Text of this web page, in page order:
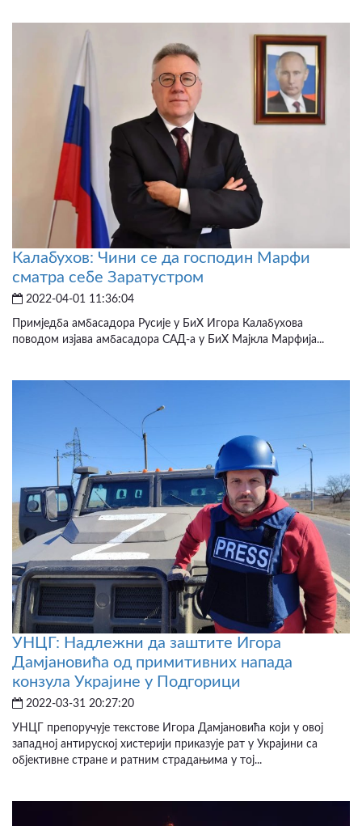
Калабухов: Чини се да господин Марфи
сматра себе Заратустром
2022-04-01 11:36:04
Примједба амбасадора Русије у БиХ Игора Калабухова
поводом изјава амбасадора САД-а у БиХ Мајкла Марфија...
УНЦГ: Надлежни да заштите Игора
Дамјановића од примитивних напада
конзула Украјине у Подгорици
2022-03-31 20:27:20
УНЦГ препоручује текстове Игора Дамјановића који у овој
западној антируској хистерији приказује рат у Украјини са
објективне стране и ратним страдањима у тој...